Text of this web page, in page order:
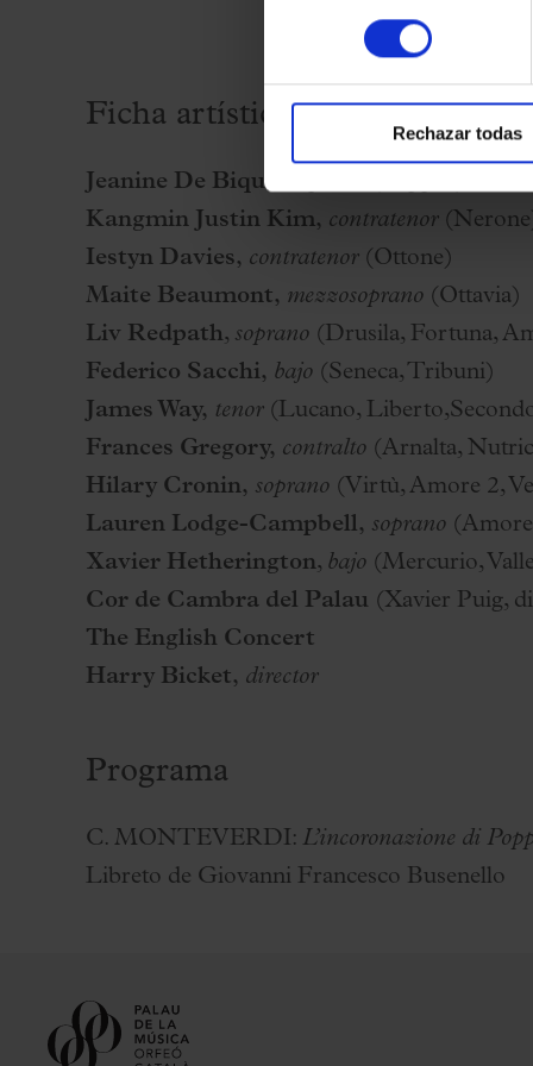
consentimiento
Rechazar todas
Ficha artística
Jeanine De Bique,
Kangmin Justin Kim, contratenor
Iestyn Davies, contratenor(Ottone)
Maite Beaumont, mezzosoprano (Ottavia)
Liv Redpath, soprano (Drusila, Fortuna,
Federico Sacchi, bajo (Seneca, Tribuni)
James Way, tenor(Lucano,
Frances Gregory, contralto (Arnalta,
Hilary Cronin, soprano (Virtù, Amore 2,
Lauren Lodge-Campbell, soprano
Xavier Hetherington, bajo (Mercurio,
Cor de Cambra del Palau (Xavier Puig,
The English Concert
Harry Bicket, director
Programa
C. MONTEVERDI: L’incoronazione di
Libreto de Giovanni Francesco Busenello